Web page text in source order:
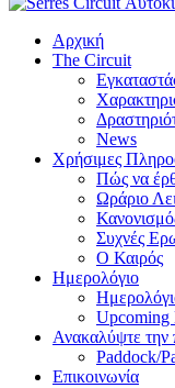
Αρχική
The Circuit
News
Χρήσιμες
Πώς να
Ωράριο
Συχνές
Ο Καιρός
Ημερολόγιο
Upcoming
Ανακαλύψτε την
Paddock/
Επικοινωνία